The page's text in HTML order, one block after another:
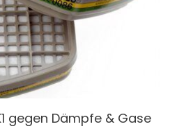
gegen Dämpfe & Gase